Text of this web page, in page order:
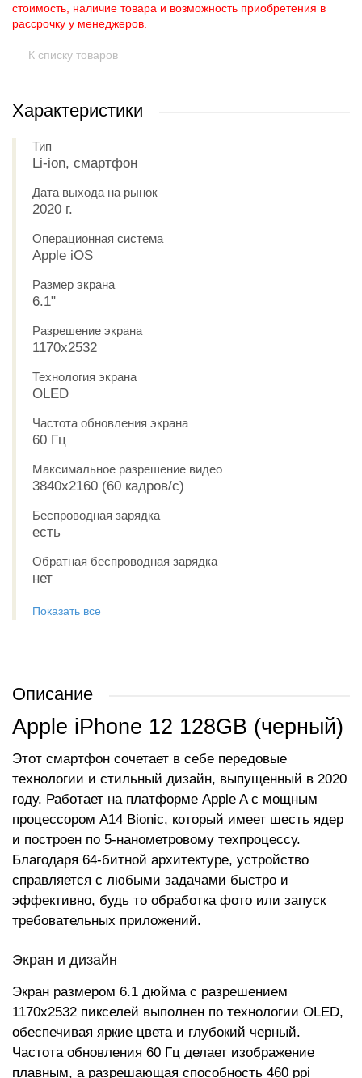
стоимость, наличие товара и возможность приобретения в
рассрочку у менеджеров.
К списку товаров
Характеристики
Тип
Li-ion, смартфон
Дата выхода на рынок
2020 г.
Операционная система
Apple iOS
Размер экрана
6.1"
Разрешение экрана
1170x2532
Технология экрана
OLED
Частота обновления экрана
60 Гц
Максимальное разрешение видео
3840x2160 (60 кадров/с)
Беспроводная зарядка
есть
Обратная беспроводная зарядка
нет
Показать все
Описание
Apple iPhone 12 128GB (черный)
Этот смартфон сочетает в себе передовые
технологии и стильный дизайн, выпущенный в 2020
году. Работает на платформе Apple A с мощным
процессором A14 Bionic, который имеет шесть ядер
и построен по 5-нанометровому техпроцессу.
Благодаря 64-битной архитектуре, устройство
справляется с любыми задачами быстро и
эффективно, будь то обработка фото или запуск
требовательных приложений.
Экран и дизайн
Экран размером 6.1 дюйма с разрешением
1170x2532 пикселей выполнен по технологии OLED,
обеспечивая яркие цвета и глубокий черный.
Частота обновления 60 Гц делает изображение
плавным, а разрешающая способность 460 ppi